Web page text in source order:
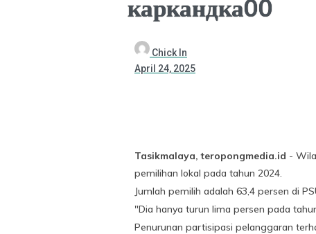
каркандка00
Chick In
April 24, 2025
Tasikmalaya, teropongmedia.id -
pemilihan lokal pada tahun 2024.
Jumlah pemilih adalah 63,4 persen di
"Dia hanya turun lima persen pada
Penurunan partisipasi pelanggaran